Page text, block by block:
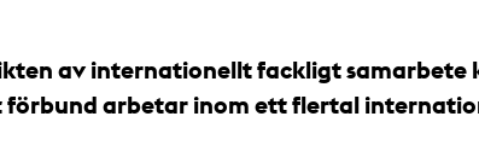
av internationellt fackligt samarbete
förbund arbetar inom ett flertal